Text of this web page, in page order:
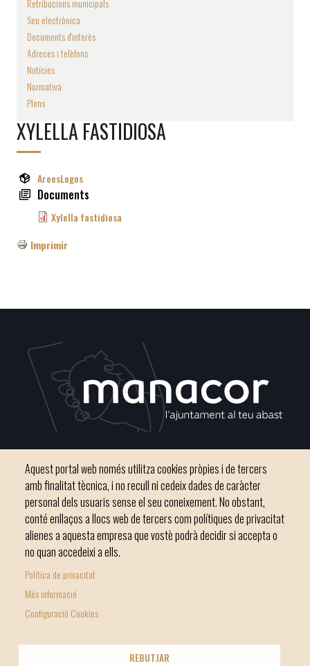
Retribucions municipals
Seu electrònica
Documents d'interès
Adreces i telèfons
Notícies
Normativa
Plens
XYLELLA FASTIDIOSA
AreesLogos
Documents
Xylella fastidiosa
Imprimir
Footer
menu
-
Inici Ajuntament El nostre municipi
Telèfon 971 84 91 00 - CIF: P0703300D
Aquest portal web només utilitza cookies pròpies i de tercers
amb finalitat tècnica, i no recull ni cedeix dades de caràcter
personal dels usuaris sense el seu coneixement. No obstant,
conté enllaços a llocs web de tercers com polítiques de privacitat
alienes a aquesta empresa que vostè podrà decidir si accepta o
no quan accedeixi a ells.
Política de privacitat
Més informació
Configuració Cookies
REBUTJAR
© Ajuntament de Manacor